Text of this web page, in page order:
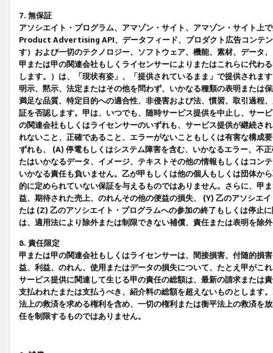
7. 無保証
アソシエイト・プログラム、アマゾン・サイト、アマゾン・サイト上
Product Advertising API、データフィード、プロダクト広告コンテ
す）および一切のテクノロジー、ソフトウェア、機能、素材、データ
甲または甲の関連会社もしくライセンサーによりまたはこれらに代わ
します。）は、「現状有姿」、「提供されているまま」で提供されま
明示、黙示、法定またはその他を問わず、いかなる種類の表明または
満足な品質、特定目的への適合性、非侵害および法、慣習、取引過程
証を否認します。甲は、いつでも、随時サービス提供を中止し、サー
の関連会社もしくはライセンサーのいずれも、サービス提供が継続さ
れないこと、正確であること、エラーがないこともしくは有害な構成
ずれも、 (A) 停電もしくはシステム障害を含む、いかなるエラー、不
たはいかなるデータ、イメージ、テキストその他の情報もしくはコン
いかなる責任も負いません。乙が甲もしくは他の個人もしくは団体か
的に定められていない保証を与えるものではありません。さらに、甲
益、期待された売上、のれんその他の便益の損失、 (Y) 乙のアソシエ
たは (Z) 乙のアソシエイト・プログラムへの参加の終了もしくは停止
は、適用法により除外または制限できない補償、責任または表明を除
8. 責任限定
甲または甲の関連会社もしくはライセンサーは、間接損害、付随的損
益、利益、のれん、使用またはデータの損失について、たとえ甲がこ
サービス提供に関連して生じる甲の責任の総額は、最新の請求または
支払われたまたは支払うべき、紹介料の総額を超えないものとします
法上の救済を求める権利を含め、一切の権利または衡平法上の救済を
任を制限するものではありません。